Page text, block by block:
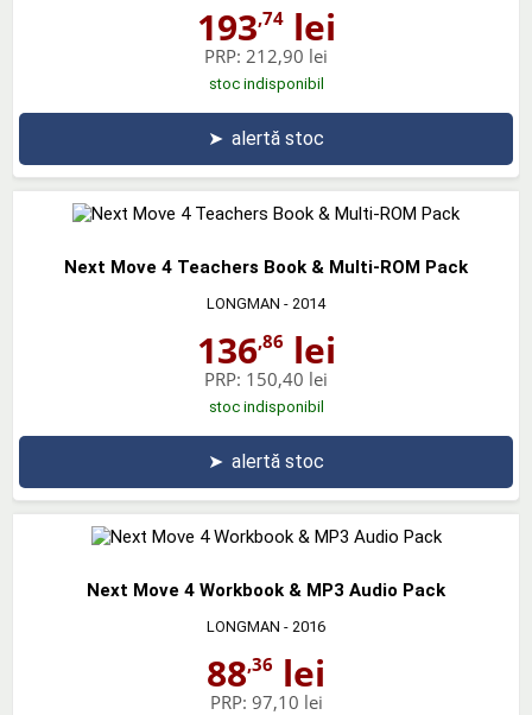
193,74lei
PRP: 212,90 lei
stoc indisponibil
➤ alertă stoc
Next Move 4 Teachers Book & Multi-ROM Pack
LONGMAN - 2014
136,86 lei
PRP: 150,40 lei
stoc indisponibil
➤ alertă stoc
Next Move 4 Workbook & MP3 Audio Pack
LONGMAN - 2016
88,36 lei
PRP: 97,10 lei